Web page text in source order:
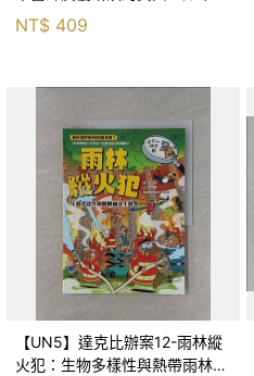
般人也能實踐。12條經絡、365
個穴位白話詳解，經之所過，病
NT$ 409
【UN5】達克比辦案12-雨林縱
火犯：生物多樣性與熱帶雨林生